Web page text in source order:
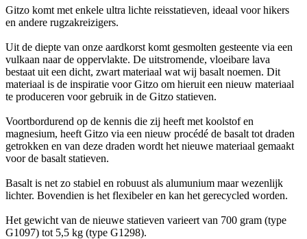
Gitzo komt met enkele ultra lichte reisstatieven, ideaal voor hikers
en andere rugzakreizigers.
Uit de diepte van onze aardkorst komt gesmolten gesteente via een
vulkaan naar de oppervlakte. De uitstromende, vloeibare lava
bestaat uit een dicht, zwart materiaal wat wij basalt noemen. Dit
materiaal is de inspiratie voor Gitzo om hieruit een nieuw materiaal
te produceren voor gebruik in de Gitzo statieven.
Voortbordurend op de kennis die zij heeft met koolstof en
magnesium, heeft Gitzo via een nieuw procédé de basalt tot draden
getrokken en van deze draden wordt het nieuwe materiaal gemaakt
voor de basalt statieven.
Basalt is net zo stabiel en robuust als alumunium maar wezenlijk
lichter. Bovendien is het flexibeler en kan het gerecycled worden.
Het gewicht van de nieuwe statieven varieert van 700 gram (type
G1097) tot 5,5 kg (type G1298).